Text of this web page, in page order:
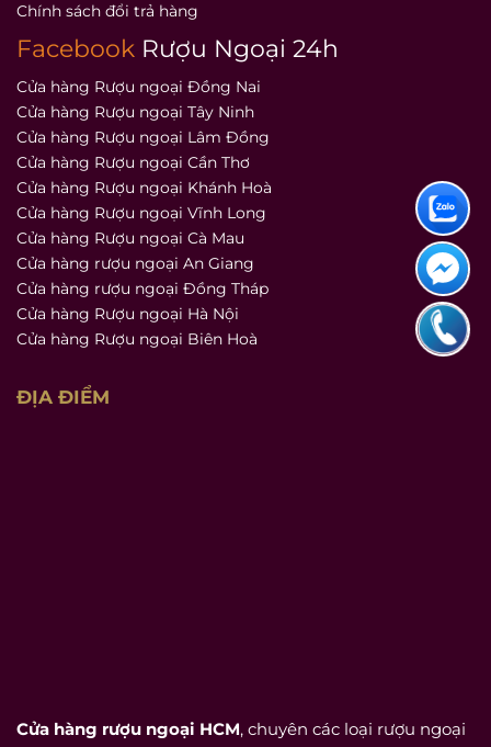
Chính sách đổi trả hàng
Facebook Rượu Ngoại 24h
Cửa hàng Rượu ngoại Đồng Nai
Cửa hàng Rượu ngoại Tây Ninh
Cửa hàng Rượu ngoại Lâm Đồng
Cửa hàng Rượu ngoại Cần Thơ
Cửa hàng Rượu ngoại Khánh Hoà
Cửa hàng Rượu ngoại Vĩnh Long
Cửa hàng Rượu ngoại Cà Mau
Cửa hàng rượu ngoại An Giang
Cửa hàng rượu ngoại Đồng Tháp
Cửa hàng Rượu ngoại Hà Nội
Cửa hàng Rượu ngoại Biên Hoà
ĐỊA ĐIỂM
Cửa hàng rượu ngoại HCM, chuyên các loại rượu ngoại